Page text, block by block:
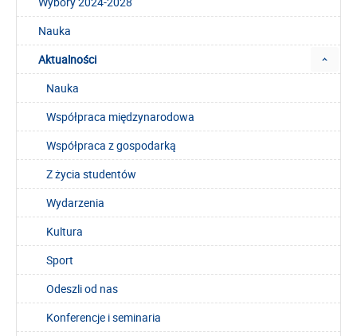
Nauka
Aktualności
Nauka
Współpraca międzynarodowa
Współpraca z gospodarką
Z życia studentów
Wydarzenia
Kultura
Sport
Odeszli od nas
Konferencje i seminaria